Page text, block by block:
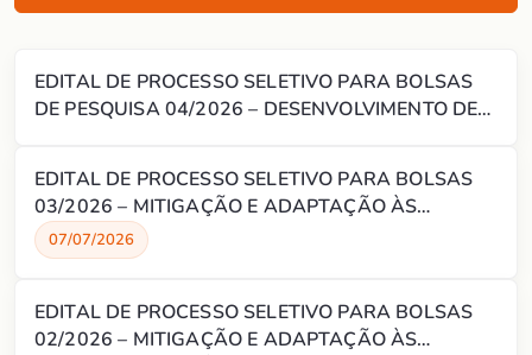
EDITAL DE PROCESSO SELETIVO PARA BOLSAS
DE PESQUISA 04/2026 – DESENVOLVIMENTO DE
(P&A) POR MEIO DO USO DE MINERAIS DE
OCORRÊNCIA NATURAL NO BRASIL
EDITAL DE PROCESSO SELETIVO PARA BOLSAS
03/2026 – MITIGAÇÃO E ADAPTAÇÃO ÀS
MUDANÇAS CLIMÁTICAS: PREPARANDO NATAL
PARA 2050
07/07/2026
EDITAL DE PROCESSO SELETIVO PARA BOLSAS
02/2026 – MITIGAÇÃO E ADAPTAÇÃO ÀS